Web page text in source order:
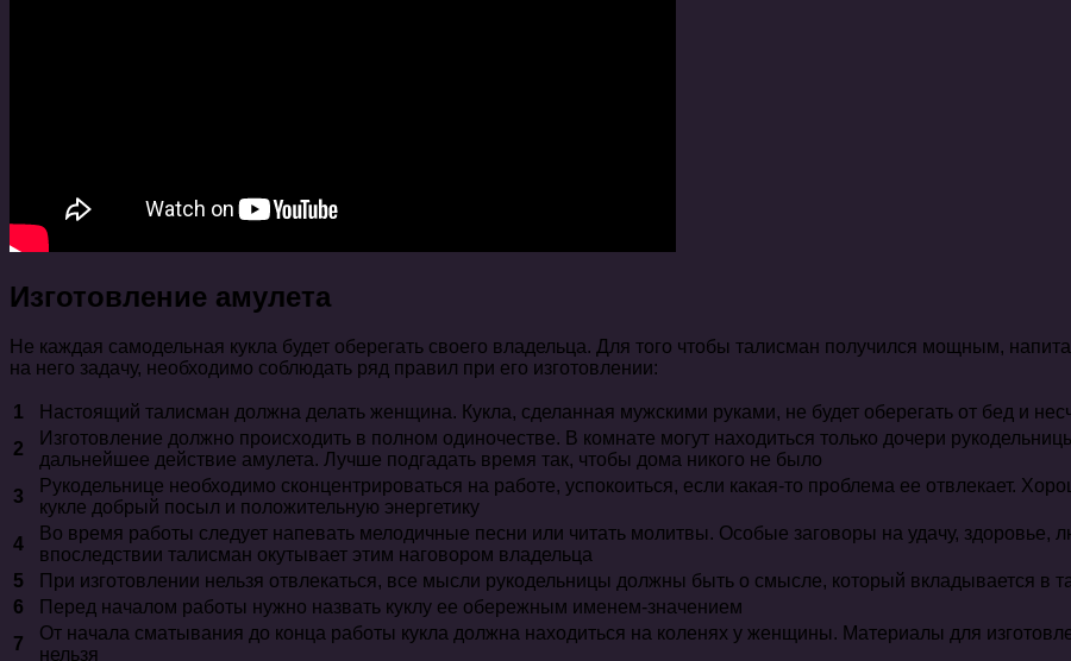
Изготовление амулета
Не каждая самодельная кукла будет оберегать своего владельца. Для того чтобы талисман получился мощным,
на него задачу, необходимо соблюдать ряд правил при его изготовлении:
1
Настоящий талисман должна делать женщина. Кукла, сделанная мужскими руками, не будет оберегать от бед и
2
Изготовление должно происходить в полном одиночестве. В комнате могут находиться только дочери
дальнейшее действие амулета. Лучше подгадать время так, чтобы дома никого не было
3
Рукодельнице необходимо сконцентрироваться на работе, успокоиться, если какая-то проблема ее отвлекает.
кукле добрый посыл и положительную энергетику
4
Во время работы следует напевать мелодичные песни или читать молитвы. Особые заговоры на удачу, здоровье,
впоследствии талисман окутывает этим наговором владельца
5
При изготовлении нельзя отвлекаться, все мысли рукодельницы должны быть о смысле, который вкладывается в
6
Перед началом работы нужно назвать куклу ее обережным именем-значением
7
От начала сматывания до конца работы кукла должна находиться на коленях у женщины. Материалы для
нельзя